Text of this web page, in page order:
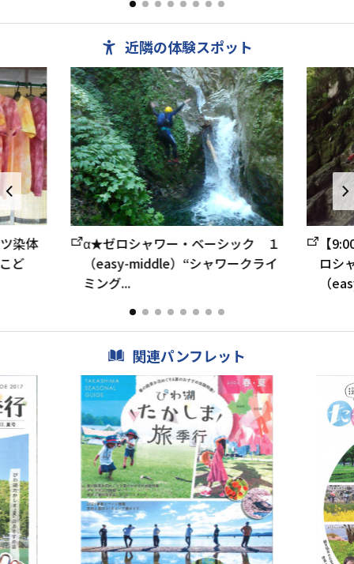
近隣の体験スポット
染体
ど
α★ゼロシャワー・ベーシック １
（easy-middle）“シャワークライ
ミング...
【
ロシ
（
関連パンフレット